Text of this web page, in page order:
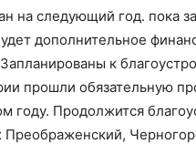
на следующий год. пока
дополнительное
к
прошли обязательную
году. Продолжится
Преображенский,